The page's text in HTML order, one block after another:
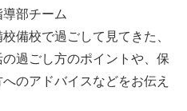
部チーム
備校で過ごして見てきた、
の過ごし方のポイントや、保
のアドバイスなどをお伝え